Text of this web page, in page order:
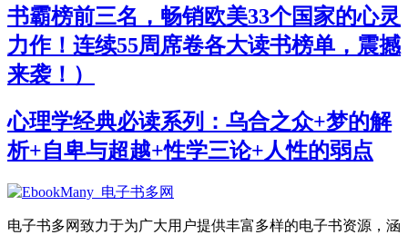
书霸榜前三名，畅销欧美33个国家的心灵
力作！连续55周席卷各大读书榜单，震撼
来袭！）
心理学经典必读系列：乌合之众+梦的解
析+自卑与超越+性学三论+人性的弱点
电子书多网致力于为广大用户提供丰富多样的电子书资源，涵